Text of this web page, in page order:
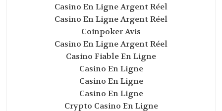
Casino En Ligne Argent Réel
Casino En Ligne Argent Réel
Coinpoker Avis
Casino En Ligne Argent Réel
Casino Fiable En Ligne
Casino En Ligne
Casino En Ligne
Casino En Ligne
Crypto Casino En Ligne